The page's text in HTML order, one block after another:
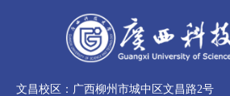
文昌校区：广西柳州市城中区文昌路2号